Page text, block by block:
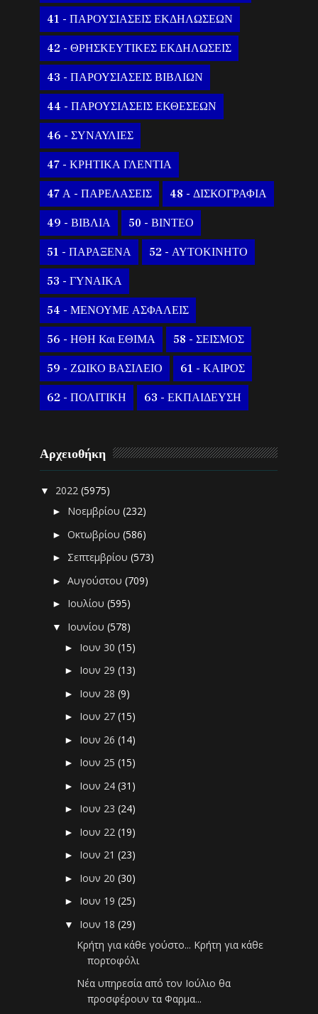
41 - ΠΑΡΟΥΣΙΑΣΕΙΣ ΕΚΔΗΛΩΣΕΩΝ
42 - ΘΡΗΣΚΕΥΤΙΚΕΣ ΕΚΔΗΛΩΣΕΙΣ
43 - ΠΑΡΟΥΣΙΑΣΕΙΣ ΒΙΒΛΙΩΝ
44 - ΠΑΡΟΥΣΙΑΣΕΙΣ ΕΚΘΕΣΕΩΝ
46 - ΣΥΝΑΥΛΙΕΣ
47 - ΚΡΗΤΙΚΑ ΓΛΕΝΤΙΑ
47 Α - ΠΑΡΕΛΑΣΕΙΣ 48 - ΔΙΣΚΟΓΡΑΦΙΑ
49 - ΒΙΒΛΙΑ 50 - ΒΙΝΤΕΟ
51 - ΠΑΡΑΞΕΝΑ 52 - ΑΥΤΟΚΙΝΗΤΟ
53 - ΓΥΝΑΙΚΑ
54 - ΜΕΝΟΥΜΕ ΑΣΦΑΛΕΙΣ
56 - ΗΘΗ Και ΕΘΙΜΑ 58 - ΣΕΙΣΜΟΣ
59 - ΖΩΙΚΟ ΒΑΣΙΛΕΙΟ 61 - ΚΑΙΡΟΣ
62 - ΠΟΛΙΤΙΚΗ 63 - ΕΚΠΑΙΔΕΥΣΗ
Αρχειοθήκη
▼ 2022(5975)
► Νοεμβρίου(232)
►Οκτωβρίου(586)
► Σεπτεμβρίου(573)
►Αυγούστου(709)
► Ιουλίου(595)
▼ Ιουνίου(578)
► Ιουν 30(15)
► Ιουν 29(13)
► Ιουν 28(9)
► Ιουν 27(15)
► Ιουν 26(14)
► Ιουν 25(15)
► Ιουν 24(31)
► Ιουν 23(24)
► Ιουν 22(19)
► Ιουν 21(23)
► Ιουν 20(30)
► Ιουν 19(25)
▼ Ιουν 18(29)
Κρήτη για κάθε γούστο... Κρήτη για κάθε
πορτοφόλι
Νέα υπηρεσία από τον Ιούλιο θα
προσφέρουν τα Φαρμα...